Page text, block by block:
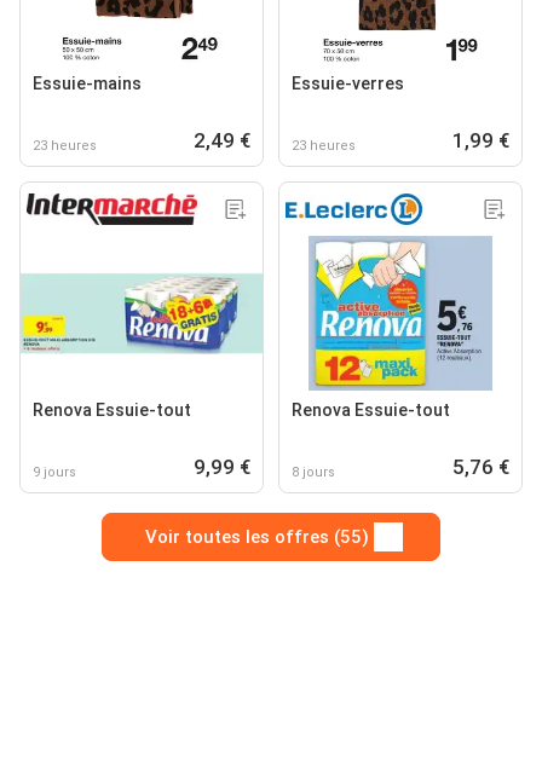
Essuie-mains
23 heures 2,49 €
Essuie-verres
23 heures 1,99 €
Renova Essuie-tout
9 jours 9,99 €
Renova Essuie-tout
8 jours 5,76 €
Voir toutes les offres (55)